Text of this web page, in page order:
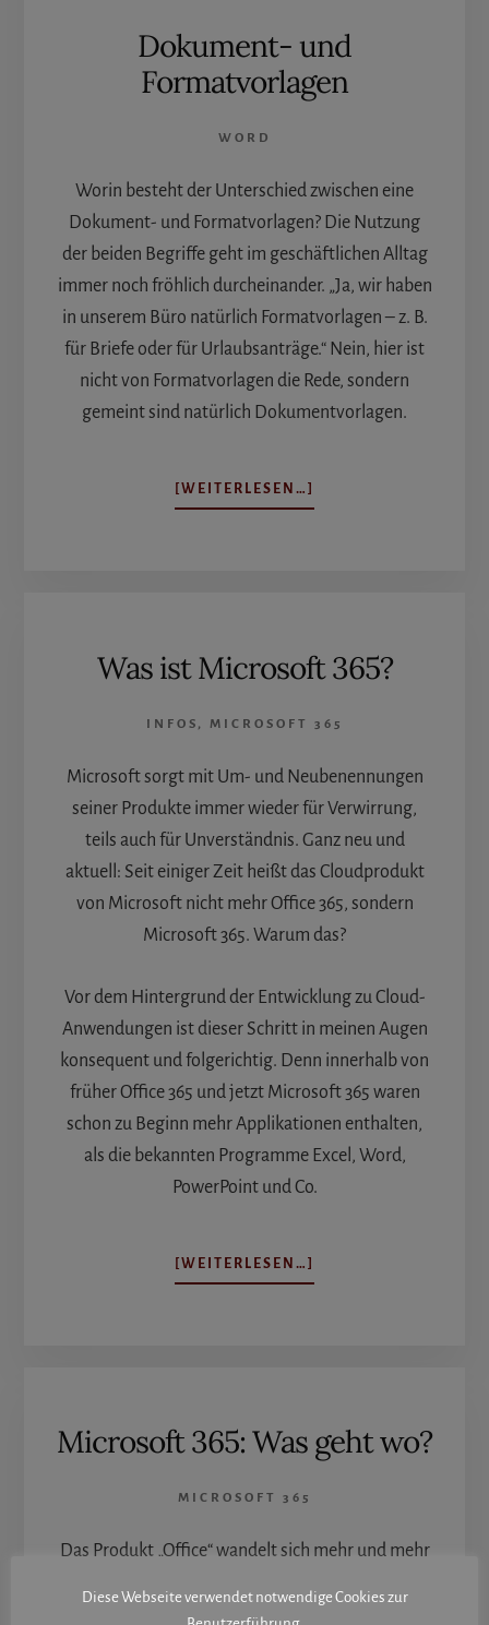
Dokument- und
Formatvorlagen
WORD
Worin besteht der Unterschied zwischen eine
Dokument- und Formatvorlagen? Die Nutzung
der beiden Begriffe geht im geschäftlichen Alltag
immer noch fröhlich durcheinander. „Ja, wir haben
in unserem Büro natürlich Formatvorlagen – z. B.
für Briefe oder für Urlaubsanträge.“ Nein, hier ist
nicht von Formatvorlagen die Rede, sondern
gemeint sind natürlich Dokumentvorlagen.
[WEITERLESEN…]
UND
Was ist Microsoft 365?
INFOS , MICROSOFT 365
Microsoft sorgt mit Um- und Neubenennungen
seiner Produkte immer wieder für Verwirrung,
teils auch für Unverständnis. Ganz neu und
aktuell: Seit einiger Zeit heißt das Cloudprodukt
von Microsoft nicht mehr Office 365, sondern
Microsoft 365. Warum das?
Vor dem Hintergrund der Entwicklung zu Cloud-
Anwendungen ist dieser Schritt in meinen Augen
konsequent und folgerichtig. Denn innerhalb von
früher Office 365 und jetzt Microsoft 365 waren
schon zu Beginn mehr Applikationen enthalten,
als die bekannten Programme Excel, Word,
PowerPoint und Co.
[WEITERLESEN…]
IST
Microsoft 365: Was geht wo?
MICROSOFT 365
Das Produkt „Office“ wandelt sich mehr und mehr
Desktop-Versionen von Excel, Outlook, Word,
Diese Webseite verwendet notwendige Cookies zur